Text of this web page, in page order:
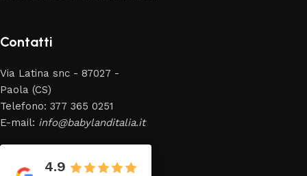
Contatti
Via Latina snc - 87027 -
Paola (CS)
Telefono: 377 365 0251
E-mail: info@babylanditalia.it
4.9